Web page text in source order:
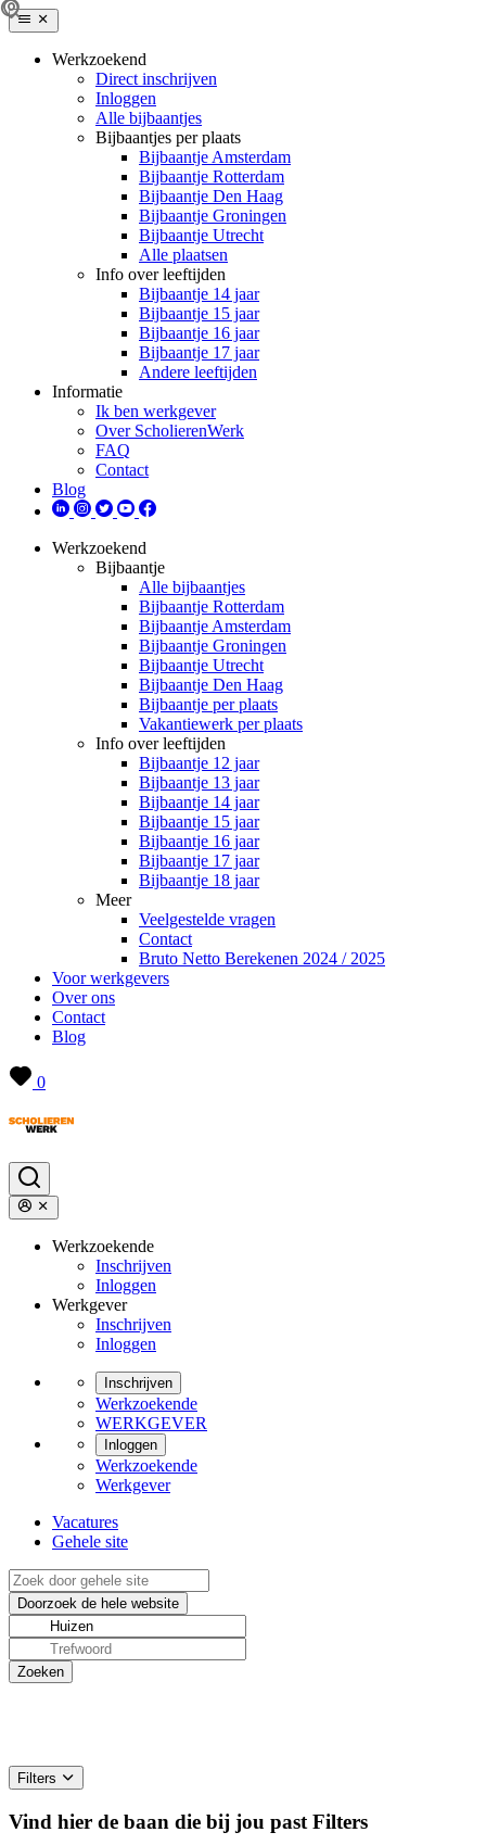
Werkzoekend
Direct inschrijven
Inloggen
Alle bijbaantjes
Bijbaantjes per plaats
Bijbaantje Amsterdam
Bijbaantje Rotterdam
Bijbaantje Den Haag
Bijbaantje Groningen
Bijbaantje Utrecht
Alle plaatsen
Info over leeftijden
Bijbaantje 14 jaar
Bijbaantje 15 jaar
Bijbaantje 16 jaar
Bijbaantje 17 jaar
Andere leeftijden
Informatie
Ik ben werkgever
Over ScholierenWerk
FAQ
Contact
Blog
Werkzoekend
Bijbaantje
Alle bijbaantjes
Bijbaantje Rotterdam
Bijbaantje Amsterdam
Bijbaantje Groningen
Bijbaantje Utrecht
Bijbaantje Den Haag
Bijbaantje per plaats
Vakantiewerk per plaats
Info over leeftijden
Bijbaantje 12 jaar
Bijbaantje 13 jaar
Bijbaantje 14 jaar
Bijbaantje 15 jaar
Bijbaantje 16 jaar
Bijbaantje 17 jaar
Bijbaantje 18 jaar
Meer
Veelgestelde vragen
Contact
Bruto Netto Berekenen 2024 / 2025
Voor werkgevers
Over ons
Contact
Blog
0
Werkzoekende
Inschrijven
Inloggen
Werkgever
Inschrijven
Inloggen
Inschrijven
Werkzoekende
WERKGEVER
Inloggen
Werkzoekende
Werkgever
Vacatures
Gehele site
Filters
Vind hier de baan die bij jou past Filters